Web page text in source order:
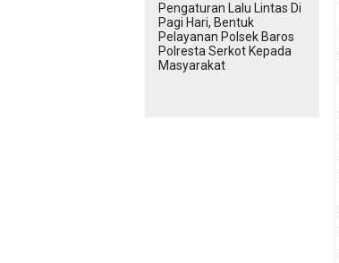
Pengaturan Lalu Lintas Di
Pagi Hari, Bentuk
Pelayanan Polsek Baros
Polresta Serkot Kepada
Masyarakat